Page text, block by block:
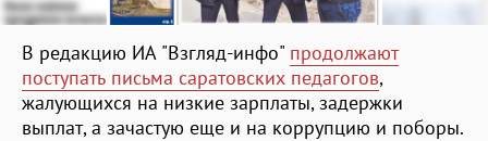
В редакцию ИА "Взгляд-инфо" продолжают
поступать письма саратовских педагогов,
жалующихся на низкие зарплаты, задержки
выплат, а зачастую еще и на коррупцию и поборы.